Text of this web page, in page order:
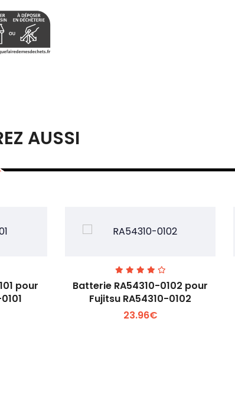
AUSSI
pour
Voir plus +
Batterie RA54310-0102 pour
Fujitsu RA54310-0102
23.96€